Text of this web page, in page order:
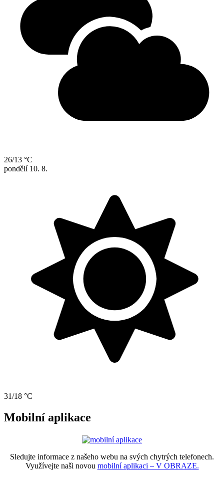
26/13 °C
pondělí 10. 8.
31/18 °C
Mobilní aplikace
Sledujte informace z našeho webu na svých chytrých telefonech.
Využívejte naši novou mobilní aplikaci – V OBRAZE.